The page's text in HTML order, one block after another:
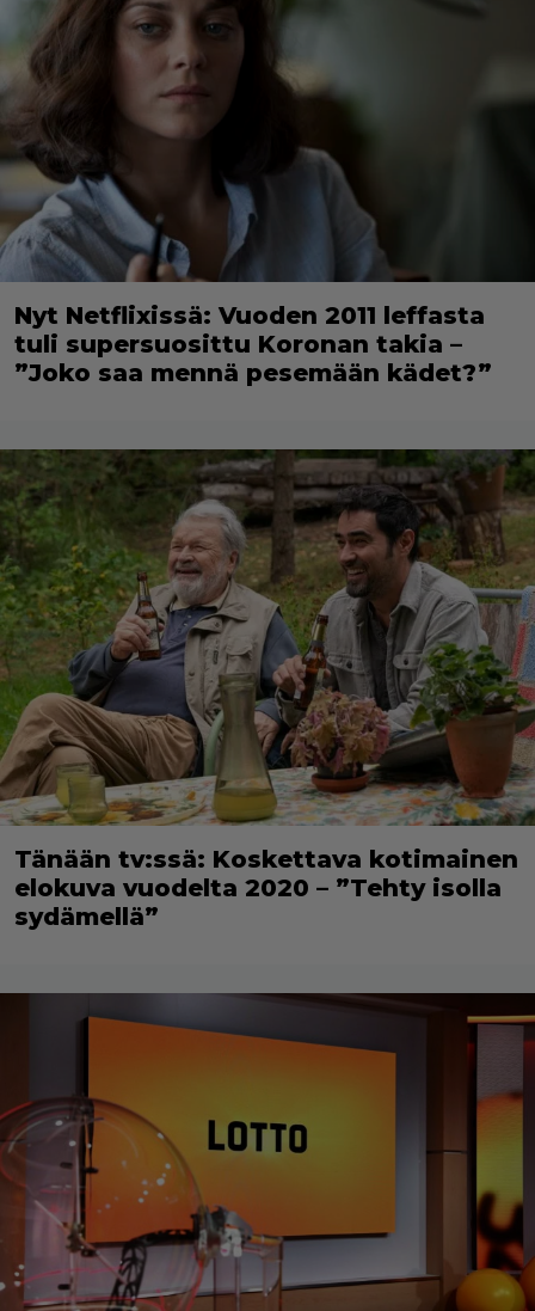
Nyt Netflixissä: Vuoden 2011 leffasta
tuli supersuosittu Koronan takia –
”Joko saa mennä pesemään kädet?”
Tänään tv:ssä: Koskettava kotimainen
elokuva vuodelta 2020 – ”Tehty isolla
sydämellä”